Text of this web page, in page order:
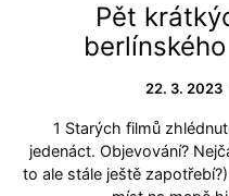
Pět
22. 3. 2023
1 Starých filmů
jedenáct. Objevování?
to ale stále ještě